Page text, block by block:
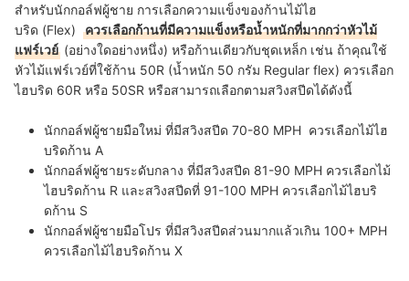
สำหรับนักกอล์ฟผู้ชาย การเลือกความแข็งของก้านไม้ไฮ
บริด (Flex)
ควรเลือกก้านที่มีความแข็งหรือน้ำหนักที่มากกว่าหัวไม้
แฟร์เวย์ (อย่างใดอย่างหนึ่ง) หรือก้านเดียวกับชุดเหล็ก เช่น ถ้าคุณใช้
หัวไม้แฟร์เวย์ที่ใช้ก้าน 50R (น้ำหนัก 50 กรัม Regular flex) ควรเลือก
ไฮบริด 60R หรือ 50SR หรือสามารถเลือกตามสวิงสปีดได้ดังนี้
นักกอล์ฟผู้ชายมือใหม่ ที่มีสวิงสปีด 70-80 MPH ควรเลือกไม้ไฮ
บริดก้าน A
นักกอล์ฟผู้ชายระดับกลาง ที่มีสวิงสปีด 81-90 MPH ควรเลือกไม้
ไฮบริดก้าน R และสวิงสปีดที่ 91-100 MPH ควรเลือกไม้ไฮบริ
ดก้าน S
นักกอล์ฟผู้ชายมือโปร ที่มีสวิงสปีดส่วนมากแล้วเกิน 100+ MPH
ควรเลือกไม้ไฮบริดก้าน X